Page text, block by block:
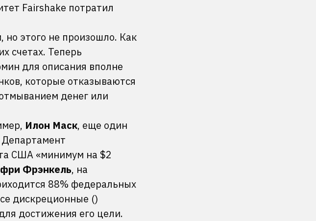
Fairshake потратил
этого не произошло. Как
счетах. Теперь
для описания вполне
которые отказываются
денег или
Илон Маск, еще один
США «минимум на $2
Фрэнкель, на
88% федеральных
дискреционные ()
достижения его цели.